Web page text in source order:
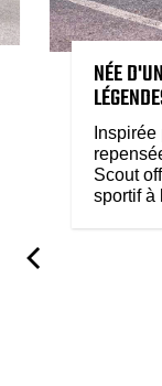
NÉE
Scout
sportif à